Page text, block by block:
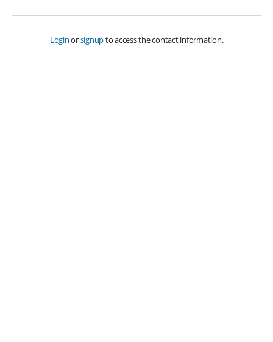
Loginorsignupto access the contact information.